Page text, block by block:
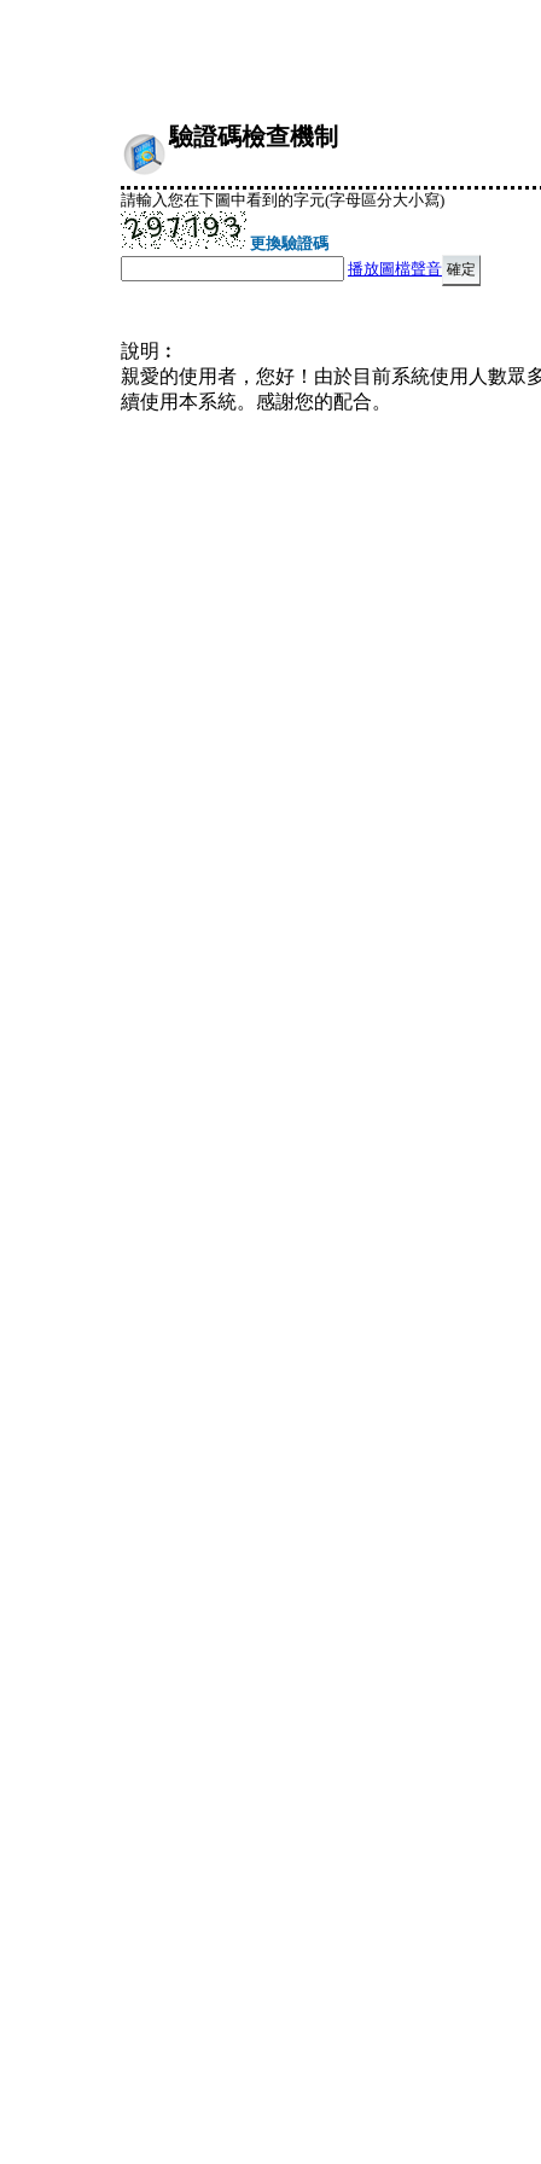
驗證碼檢查機制
請輸入您在下圖中看到的字元(字母區分大小寫)
更換驗證碼
播放圖檔聲音
說明︰
親愛的使用者，您好！由於目前系統使用人數眾
續使用本系統。感謝您的配合。